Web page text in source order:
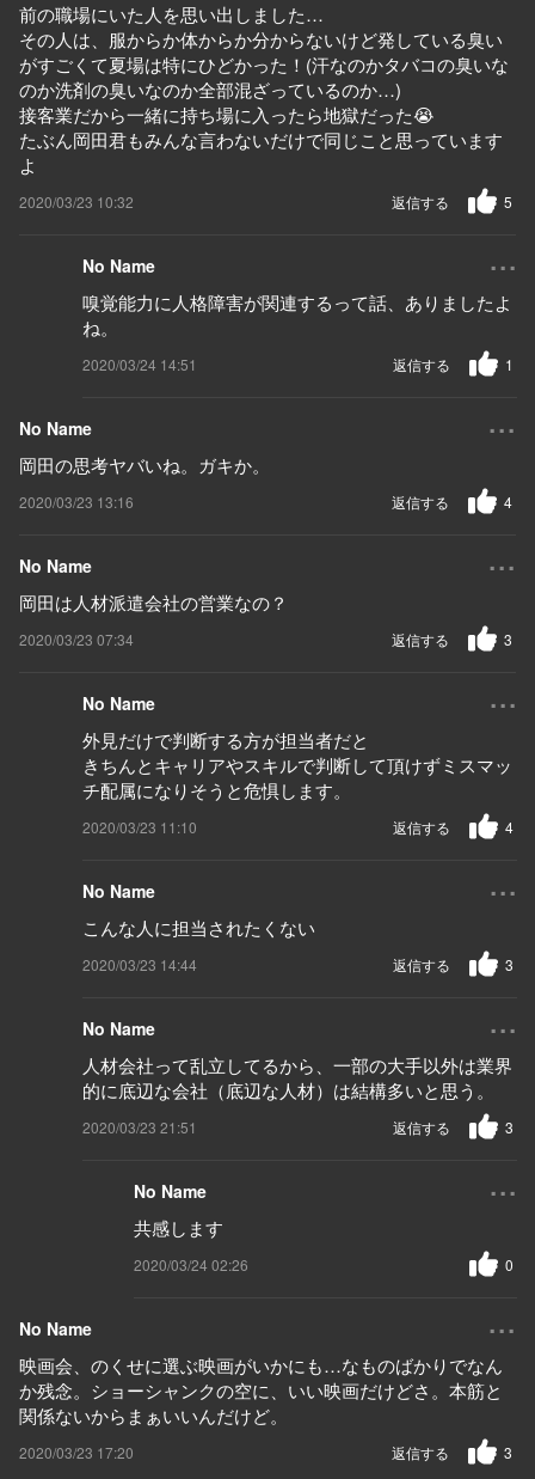
前の職場にいた人を思い出しました…
その人は、服からか体からか分からないけど発している臭い
がすごくて夏場は特にひどかった！(汗なのかタバコの臭いな
のか洗剤の臭いなのか全部混ざっているのか…)
接客業だから一緒に持ち場に入ったら地獄だった😭
たぶん岡田君もみんな言わないだけで同じこと思っています
よ
2020/03/23 10:32 5
返信する
No Name ...
嗅覚能力に人格障害が関連するって話、ありましたよ
ね。
2020/03/24 14:51 1
返信する
No Name ...
岡田の思考ヤバいね。ガキか。
2020/03/23 13:16 4
返信する
No Name ...
岡田は人材派遣会社の営業なの？
2020/03/23 07:34 3
返信する
No Name ...
外見だけで判断する方が担当者だと
きちんとキャリアやスキルで判断して頂けずミスマッ
チ配属になりそうと危惧します。
2020/03/23 11:10 4
返信する
No Name ...
こんな人に担当されたくない
2020/03/23 14:44 3
返信する
No Name ...
人材会社って乱立してるから、一部の大手以外は業界
的に底辺な会社（底辺な人材）は結構多いと思う。
2020/03/23 21:51 3
返信する
No Name ...
共感します
2020/03/24 02:26 0
No Name ...
映画会、のくせに選ぶ映画がいかにも…なものばかりでなん
か残念。ショーシャンクの空に、いい映画だけどさ。本筋と
関係ないからまぁいいんだけど。
2020/03/23 17:20 3
返信する